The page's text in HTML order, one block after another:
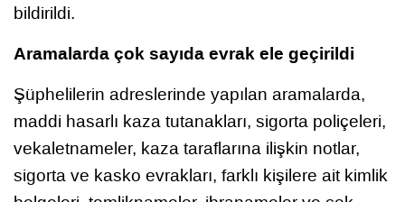
bildirildi.
Aramalarda çok sayıda evrak ele geçirildi
Şüphelilerin adreslerinde yapılan aramalarda,
maddi hasarlı kaza tutanakları, sigorta poliçeleri,
vekaletnameler, kaza taraflarına ilişkin notlar,
sigorta ve kasko evrakları, farklı kişilere ait kimlik